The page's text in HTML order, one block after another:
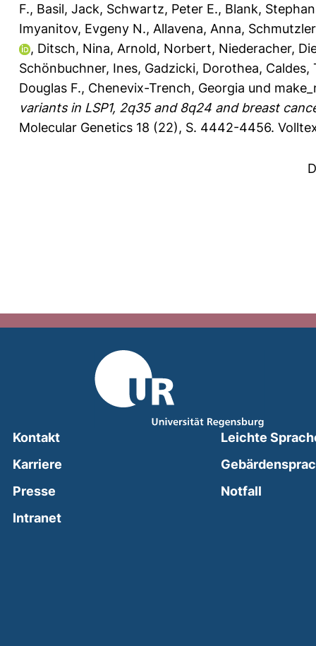
F., Basil, Jack, Schwartz, Peter E., Blank,
Imyanitov, Evgeny N., Allavena, Anna,
, Ditsch, Nina, Arnold, Norbert, Niederacher,
Schönbuchner, Ines, Gadzicki, Dorothea, Caldes,
Douglas F., Chenevix-Trench, Georgia und
variants in LSP1, 2q35 and 8q24 and breast
Molecular Genetics 18 (22), S. 4442-4456.
Kontakt
Karriere
Presse
Intranet(external link, opens in a new window)
Leichte
Notfall